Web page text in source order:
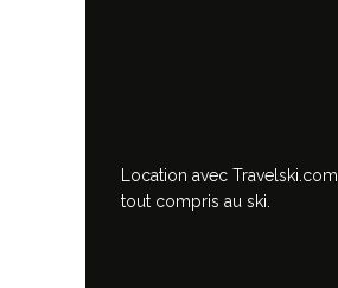
Location avec Travelski.com
tout compris au ski.